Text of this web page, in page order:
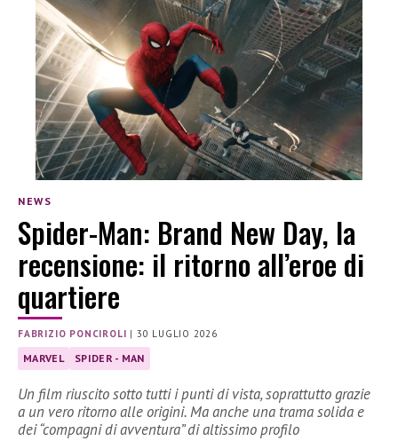
NEWS
Spider-Man: Brand New Day, la
recensione: il ritorno all’eroe di
quartiere
FABRIZIO PONCIROLI | 30 LUGLIO 2026
MARVEL SPIDER - MAN
Un film riuscito sotto tutti i punti di vista, soprattutto grazie
a un vero ritorno alle origini. Ma anche una trama solida e
dei “compagni di avventura” di altissimo profilo